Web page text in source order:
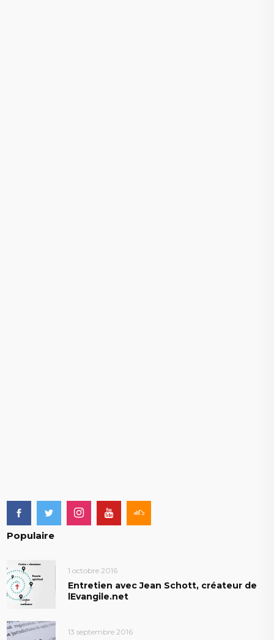
Populaire
1 octobre 2016
Entretien avec Jean Schott, créateur de
lEvangile.net
13 septembre 2016